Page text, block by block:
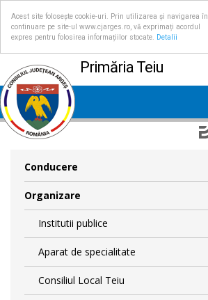
Acest site folosește cookie-uri. Prin utilizarea și navigarea în
continuare pe site-ul www.cjarges.ro, vă exprimați acordul
expres pentru folosirea informațiilor stocate.
Detalii
Primăria Teiu
Conducere
Organizare
Institutii publice
Aparat de specialitate
Consiliul Local Teiu